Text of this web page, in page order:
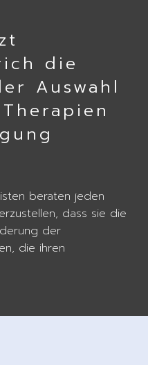
die
Auswahl
beraten jeden
dass sie die
der
die ihren